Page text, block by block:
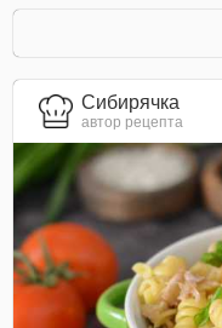
Сибирячка
автор рецепта